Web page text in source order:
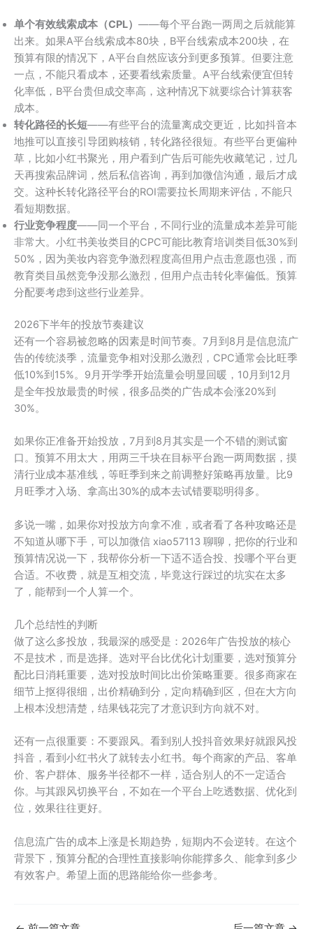
单个有效线索成本（CPL） ——每个平台跑一两周之后就能算
出来。如果A平台线索成本80块，B平台线索成本200块，在
预算有限的情况下，A平台自然应该分到更多预算。但要注意
一点，不能只看成本，还要看线索质量。A平台线索便宜但转
化率低，B平台贵但成交率高，这种情况下就要综合计算获客
成本。
转化路径的长短——有些平台的流量离成交更近，比如抖音本
地推可以直接引导团购核销，转化路径很短。有些平台更偏种
草，比如小红书聚光，用户看到广告后可能先收藏笔记，过几
天再搜索品牌词，然后私信咨询，再到加微信沟通，最后才成
交。这种长转化路径平台的ROI需要拉长周期来评估，不能只
看短期数据。
行业竞争程度——同一个平台，不同行业的流量成本差异可能
非常大。小红书美妆类目的CPC可能比教育培训类目低30%到
50%，因为美妆内容竞争激烈程度高但用户点击意愿也强，而
教育类目虽然竞争没那么激烈，但用户点击转化率偏低。预算
分配要考虑到这些行业差异。
2026下半年的投放节奏建议
还有一个容易被忽略的因素是时间节奏。7月到8月是信息流广
告的传统淡季，流量竞争相对没那么激烈，CPC通常会比旺季
低10%到15%。9月开学季开始流量会明显回暖，10月到12月
是全年投放最贵的时候，很多品类的广告成本会涨20%到
30%。
如果你正准备开始投放，7月到8月其实是一个不错的测试窗
口。预算不用太大，用两三千块在目标平台跑一两周数据，摸
清行业成本基准线，等旺季到来之前调整好策略再放量。比9
月旺季才入场、拿高出30%的成本去试错要聪明得多。
多说一嘴，如果你对投放方向拿不准，或者看了各种攻略还是
不知道从哪下手，可以加微信 xiao57113 聊聊，把你的行业和
预算情况说一下，我帮你分析一下适不适合投、投哪个平台更
合适。不收费，就是互相交流，毕竟这行踩过的坑实在太多
了，能帮到一个人算一个。
几个总结性的判断
做了这么多投放，我最深的感受是：2026年广告投放的核心
不是技术，而是选择。选对平台比优化计划重要，选对预算分
配比日消耗重要，选对投放时间比出价策略重要。很多商家在
细节上抠得很细，出价精确到分，定向精确到区，但在大方向
上根本没想清楚，结果钱花完了才意识到方向就不对。
还有一点很重要：不要跟风。看到别人投抖音效果好就跟风投
抖音，看到小红书火了就转去小红书。每个商家的产品、客单
价、客户群体、服务半径都不一样，适合别人的不一定适合
你。与其跟风切换平台，不如在一个平台上吃透数据、优化到
位，效果往往更好。
信息流广告的成本上涨是长期趋势，短期内不会逆转。在这个
背景下，预算分配的合理性直接影响你能撑多久、能拿到多少
有效客户。希望上面的思路能给你一些参考。